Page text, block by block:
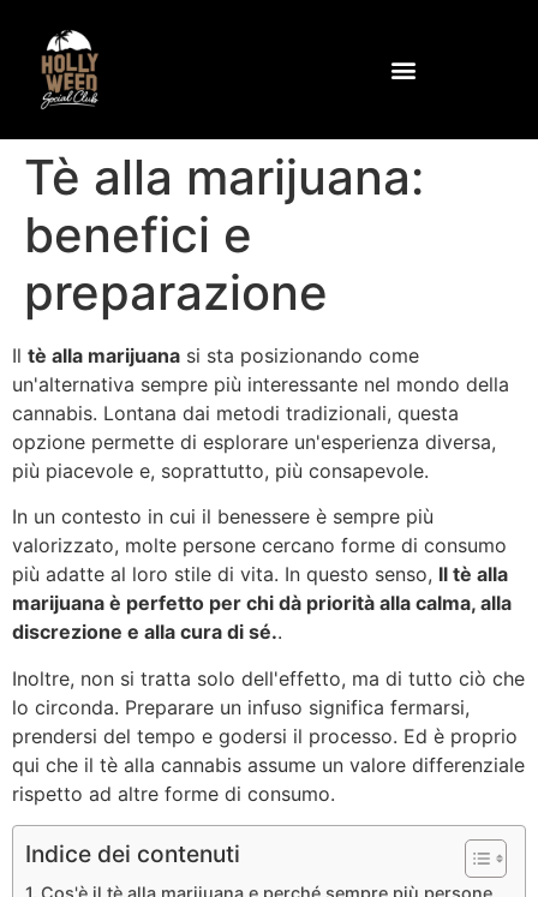
Tè alla marijuana:
benefici e
preparazione
Il tè alla marijuana si sta posizionando come
un'alternativa sempre più interessante nel mondo della
cannabis. Lontana dai metodi tradizionali, questa
opzione permette di esplorare un'esperienza diversa,
più piacevole e, soprattutto, più consapevole.
In un contesto in cui il benessere è sempre più
valorizzato, molte persone cercano forme di consumo
più adatte al loro stile di vita. In questo senso, Il tè alla
marijuana è perfetto per chi dà priorità alla calma, alla
discrezione e alla cura di sé..
Inoltre, non si tratta solo dell'effetto, ma di tutto ciò che
lo circonda. Preparare un infuso significa fermarsi,
prendersi del tempo e godersi il processo. Ed è proprio
qui che il tè alla cannabis assume un valore differenziale
rispetto ad altre forme di consumo.
Indice dei contenuti
Cos'è il tè alla marijuana e perché sempre più persone